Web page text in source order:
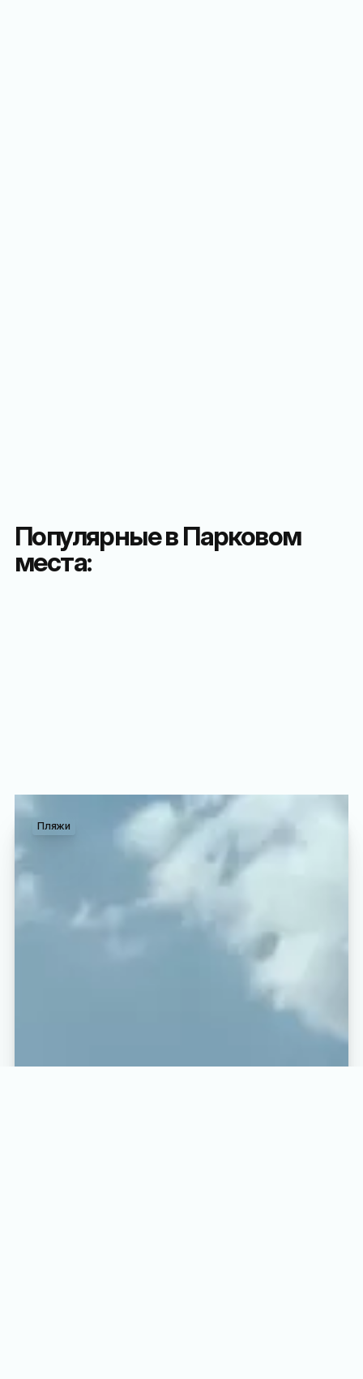
Популярные в Парковом
места:
Пляжи